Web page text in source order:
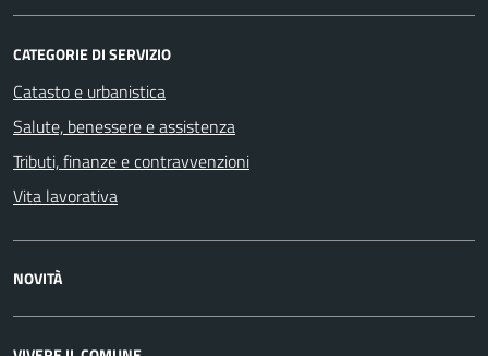
CATEGORIE DI SERVIZIO
Catasto e urbanistica
Salute, benessere e assistenza
Tributi, finanze e contravvenzioni
Vita lavorativa
NOVITÀ